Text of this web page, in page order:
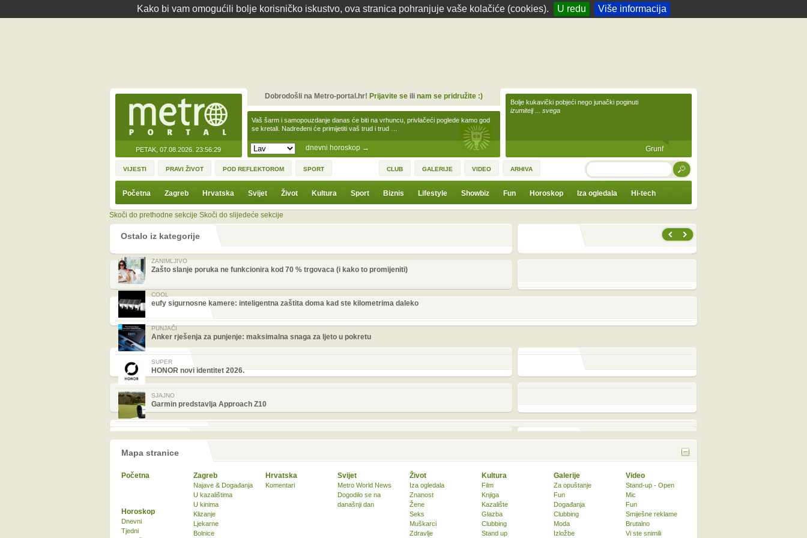
Kako bi vam omogućili bolje korisničko iskustvo, ova stranica pohranjuje vaše kolačiće (cookies). U redu Više informacija
PETAK, 07.08.2026. 23:56:29 dnevni horoskop →
Vaš šarm i samopouzdanje danas će biti na vrhuncu, privlačeći poglede kamo god
se kretali. Nadređeni će primijetiti vaš trud i trud …
Dobrodošli na Metro-portal.hr! Prijavite seili nam se pridružite :)
Bolje kukavički pobjeći nego junački poginuti
izumitelj ... svega
Grunf
VIJESTI PRAVI ŽIVOT POD REFLEKTOROM SPORT CLUB GALERIJE VIDEO ARHIVA TRAŽI
Početna Zagreb Hrvatska Svijet Život Kultura Sport Biznis Lifestyle Showbiz Fun Horoskop Iza ogledala Hi-tech
Skoči do prethodne sekcije Skoči do slijedeće sekcije
Ostalo iz kategorije
ZANIMLJIVO
Zašto slanje poruka ne funkcionira kod 70 % trgovaca (i kako to promijeniti)
COOL
eufy sigurnosne kamere: inteligentna zaštita doma kad ste kilometrima daleko
PUNJAČI
Anker rješenja za punjenje: maksimalna snaga za ljeto u pokretu
SUPER
HONOR novi identitet 2026.
SJAJNO
Garmin predstavlja Approach Z10
Mapa stranice
Početna Zagreb
Najave & Događanja
U kazalištima
U kinima
Klizanje
Ljekarne
Bolnice
Hrvatska
Komentari
Svijet
Metro World News
Dogodilo se na
današnji dan
Život
Iza ogledala
Znanost
Žene
Seks
Muškarci
Zdravlje
Kultura
Film
Knjiga
Kazalište
Glazba
Clubbing
Stand up
Horoskop
Dnevni
Tjedni
Galerije
Za opuštanje
Fun
Događanja
Clubbing
Moda
Izložbe
Video
Stand-up - Open
Mic
Fun
Smiješne reklame
Brutalno
Vi ste snimili